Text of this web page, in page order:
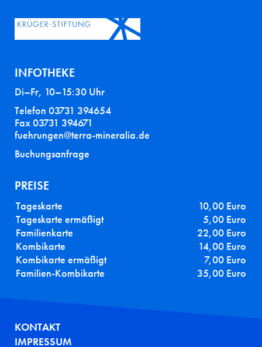
INFOTHEKE
Di–Fr, 10–15:30 Uhr
Telefon 03731 394654
Fax 03731 394671
fuehrungen@terra-mineralia.de
Buchungsanfrage
PREISE
Tageskarte
10,00 Euro
Tageskarte ermäßigt
5,00 Euro
Familienkarte
22,00 Euro
Kombikarte
14,00 Euro
Kombikarte ermäßigt
7,00 Euro
Familien-Kombikarte
35,00 Euro
FUSSZEILE
KONTAKT
IMPRESSUM